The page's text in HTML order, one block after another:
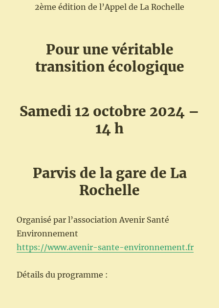
2ème édition de l’Appel de La Rochelle
Pour une véritable
transition écologique
Samedi 12 octobre 2024 –
14 h
Parvis de la gare de La
Rochelle
Organisé par l’association Avenir Santé
Environnement
https://www.avenir-sante-environnement.fr
Détails du programme :